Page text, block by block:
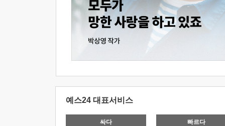
예스24 대표서비스
싸다 빠르다